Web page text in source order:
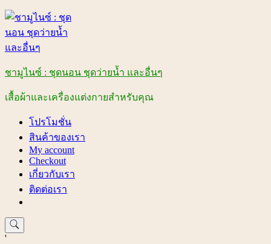
Skip
content
ชามูไนซ์ : ชุดนอน ชุดว่ายน้ำ และอื่นๆ
เสื้อผ้าและเครื่องแต่งกายสำหรับคุณ
โปรโมชั่น
สินค้าของเรา
My account
Checkout
เกี่ยวกับเรา
ติดต่อเรา
'